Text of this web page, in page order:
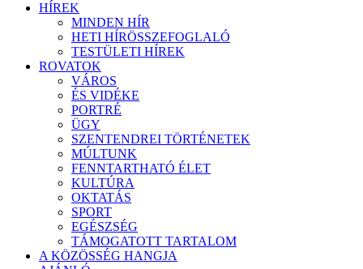
HÍREK
MINDEN HÍR
HETI HÍRÖSSZEFOGLALÓ
TESTÜLETI HÍREK
ROVATOK
VÁROS
ÉS VIDÉKE
PORTRÉ
ÜGY
SZENTENDREI TÖRTÉNETEK
MÚLTUNK
FENNTARTHATÓ ÉLET
KULTÚRA
OKTATÁS
SPORT
EGÉSZSÉG
TÁMOGATOTT TARTALOM
A KÖZÖSSÉG HANGJA